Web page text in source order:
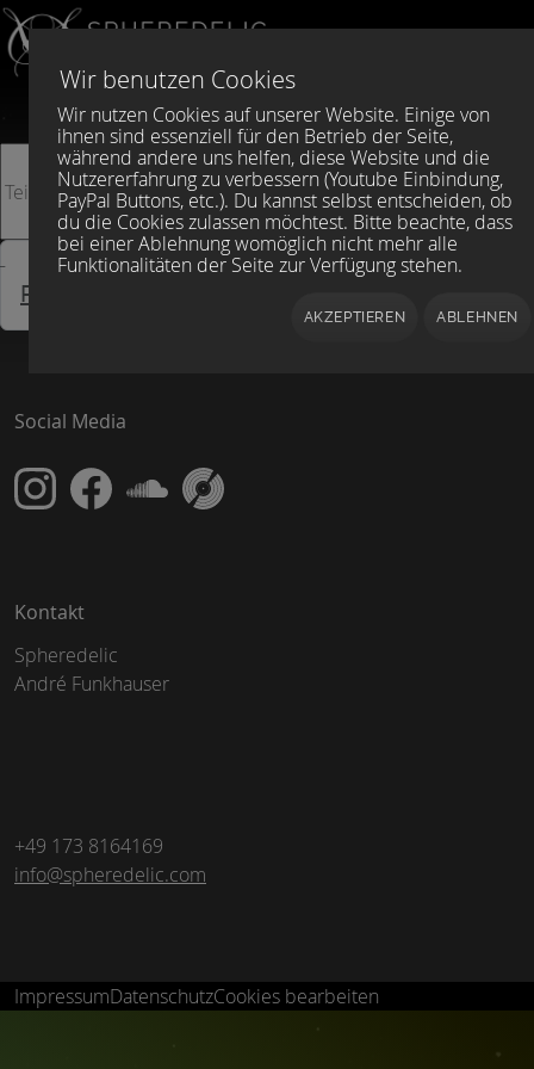
Sprache auswählen
Teil des Titels eingeben
FILTER
Anzeige #
Rikardfvs
Social Media
Kontakt
Spheredelic
André Funkhauser
+49 173 8164169
info@spheredelic.com
ImpressumDatenschutzCookies bearbeiten
Wir benutzen Cookies
Wir nutzen Cookies auf unserer Website. Einige von
ihnen sind essenziell für den Betrieb der Seite,
während andere uns helfen, diese Website und die
Nutzererfahrung zu verbessern (Youtube Einbindung,
PayPal Buttons, etc.). Du kannst selbst entscheiden, ob
du die Cookies zulassen möchtest. Bitte beachte, dass
bei einer Ablehnung womöglich nicht mehr alle
Funktionalitäten der Seite zur Verfügung stehen.
AKZEPTIEREN ABLEHNEN